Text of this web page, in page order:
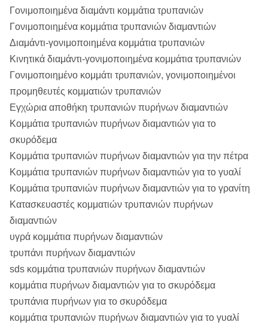
Γονιμοποιημένα διαμάντι κομμάτια τρυπανιών
Γονιμοποιημένα κομμάτια τρυπανιών διαμαντιών
Διαμάντι-γονιμοποιημένα κομμάτια τρυπανιών
Κινητικά διαμάντι-γονιμοποιημένα κομμάτια τρυπανιών
Γονιμοποιημένο κομμάτι τρυπανιών, γονιμοποιημένοι
προμηθευτές κομματιών τρυπανιών
Εγχώρια αποθήκη τρυπανιών πυρήνων διαμαντιών
Κομμάτια τρυπανιών πυρήνων διαμαντιών για το
σκυρόδεμα
Κομμάτια τρυπανιών πυρήνων διαμαντιών για την πέτρα
Κομμάτια τρυπανιών πυρήνων διαμαντιών για το γυαλί
Κομμάτια τρυπανιών πυρήνων διαμαντιών για το γρανίτη
Κατασκευαστές κομματιών τρυπανιών πυρήνων
διαμαντιών
υγρά κομμάτια πυρήνων διαμαντιών
τρυπάνι πυρήνων διαμαντιών
sds κομμάτια τρυπανιών πυρήνων διαμαντιών
κομμάτια πυρήνων διαμαντιών για το σκυρόδεμα
τρυπάνια πυρήνων για το σκυρόδεμα
κομμάτια τρυπανιών πυρήνων διαμαντιών για το γυαλί